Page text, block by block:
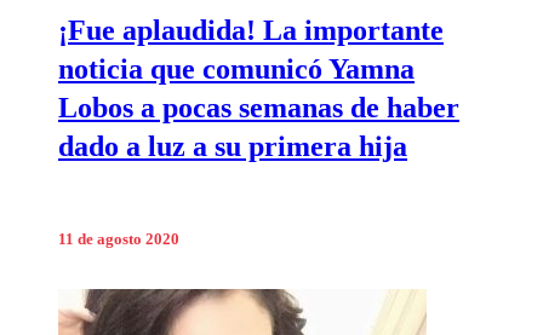
¡Fue aplaudida! La importante
noticia que comunicó Yamna
Lobos a pocas semanas de haber
dado a luz a su primera hija
11 de agosto 2020